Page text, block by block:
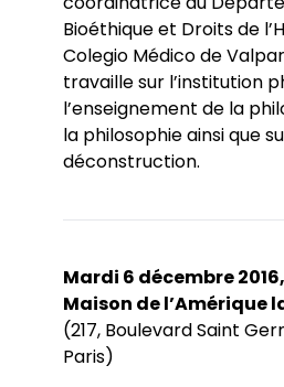
Bioéthique et Droits de
Colegio Médico de
travaille sur l’institution
l’enseignement de la
la philosophie ainsi que
déconstruction.
Mardi 6 décembre
Maison de l’Amérique
(217, Boulevard Saint
Paris)